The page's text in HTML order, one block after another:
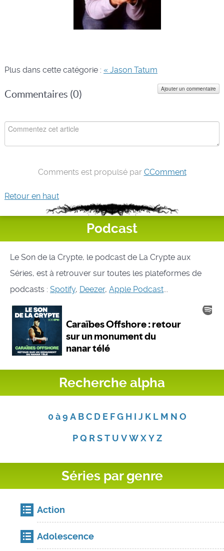
Plus dans cette catégorie : « Jason Tatum
Commentaires (0)
Ajouter un commentaire
Comments est propulsé par CComment
Retour en haut
Podcast
Le Son de la Crypte, le podcast de La Crypte aux
Séries, est à retrouver sur toutes les plateformes de
podcasts : Spotify, Deezer, Apple Podcast
Recherche alpha
0 à 9 A B C D E F G H I J K L M N O
P Q R S T U V W X Y Z
Séries par genre
Action
Adolescence